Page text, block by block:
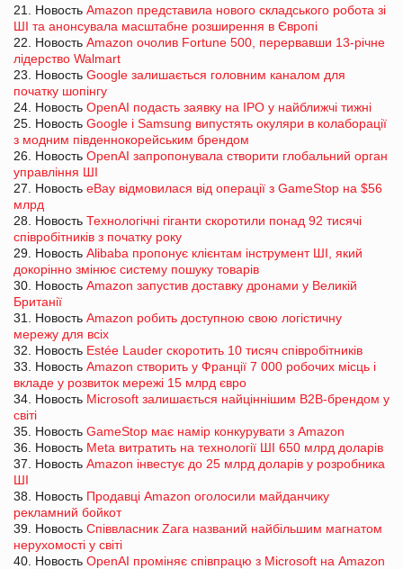
21. Новость Amazon представила нового складського робота зі
ШІ та анонсувала масштабне розширення в Європі
22. Новость Amazon очолив Fortune 500, перервавши 13-річне
лідерство Walmart
23. Новость Google залишається головним каналом для
початку шопінгу
24. Новость OpenAI подасть заявку на IPO у найближчі тижні
25. Новость Google і Samsung випустять окуляри в колаборації
з модним південнокорейським брендом
26. Новость OpenAI запропонувала створити глобальний орган
управління ШІ
27. Новость eBay відмовилася від операції з GameStop на $56
млрд
28. Новость Технологічні гіганти скоротили понад 92 тисячі
співробітників з початку року
29. Новость Alibaba пропонує клієнтам інструмент ШІ, який
докорінно змінює систему пошуку товарів
30. Новость Amazon запустив доставку дронами у Великій
Британії
31. Новость Amazon робить доступною свою логістичну
мережу для всіх
32. Новость Estée Lauder скоротить 10 тисяч співробітників
33. Новость Amazon створить у Франції 7 000 робочих місць і
вкладе у розвиток мережі 15 млрд євро
34. Новость Microsoft залишається найціннішим B2B-брендом у
світі
35. Новость GameStop має намір конкурувати з Amazon
36. Новость Meta витратить на технології ШІ 650 млрд доларів
37. Новость Amazon інвестує до 25 млрд доларів у розробника
ШІ
38. Новость Продавці Amazon оголосили майданчику
рекламний бойкот
39. Новость Співвласник Zara названий найбільшим магнатом
нерухомості у світі
40. Новость OpenAI проміняє співпрацю з Microsoft на Amazon